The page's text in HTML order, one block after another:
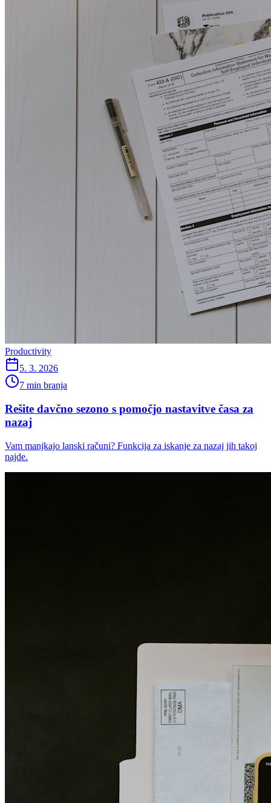
Productivity
5. 3. 2026
7 min branja
Rešite davčno sezono s pomočjo nastavitve časa za
nazaj
Vam manjkajo lanski računi? Funkcija za iskanje za nazaj jih takoj
najde.